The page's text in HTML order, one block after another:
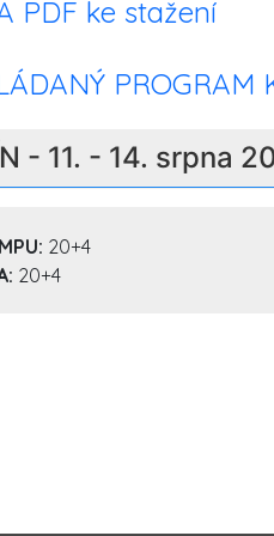
PDF ke stažení
PROGRAM
- 11. - 14. srpna
20+4
20+4